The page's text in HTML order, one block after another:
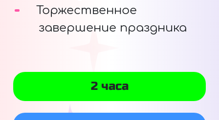
Торжественное
завершение праздника
2 часа